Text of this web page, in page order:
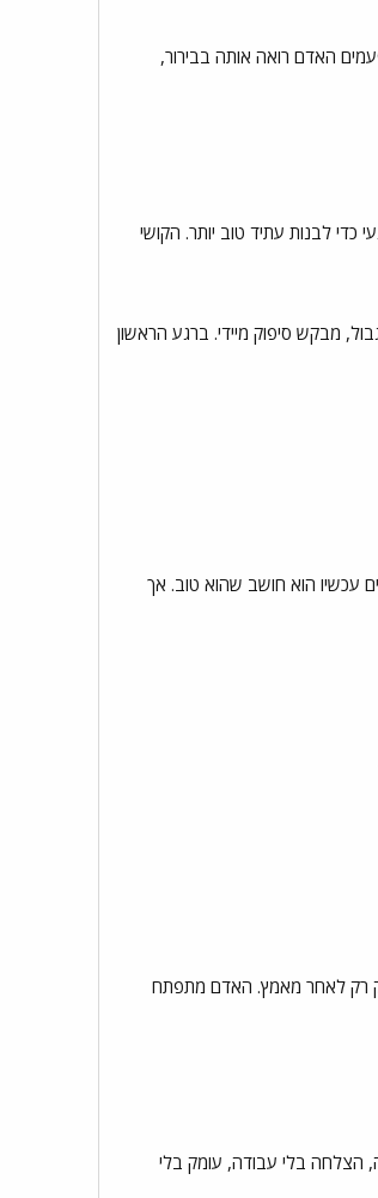
האדם רואה אותה בבירור,
לבנות עתיד טוב יותר. הקושי
מבקש סיפוק מיידי. ברגע הראשון
עכשיו הוא חושב שהוא טוב. אך
רק לאחר מאמץ. האדם מתפתח
הצלחה בלי עבודה, עומק בלי